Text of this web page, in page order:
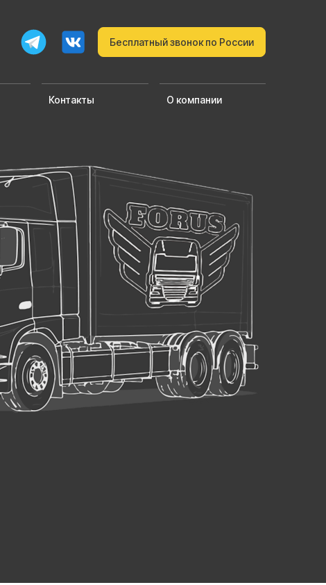
Бесплатный звонок по России
Контакты О компании